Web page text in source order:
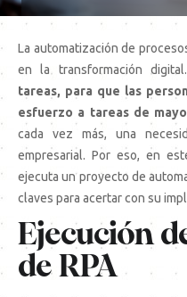
La automatización de
en la transformación
tareas, para que las
esfuerzo a tareas de
cada vez más, una
empresarial. Por eso, en
ejecuta un proyecto de
claves para acertar con su
Ejecución
de RPA